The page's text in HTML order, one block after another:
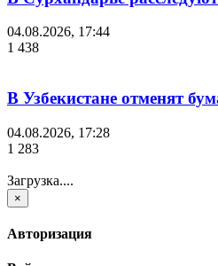
04.08.2026, 17:44
1 438
В Узбекистане отменят
04.08.2026, 17:28
1 283
Загрузка....
×
Авторизация